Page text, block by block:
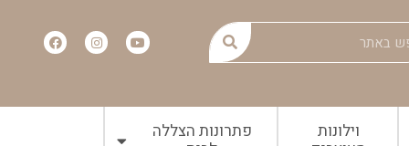
וילונות
פתרונות הצללה